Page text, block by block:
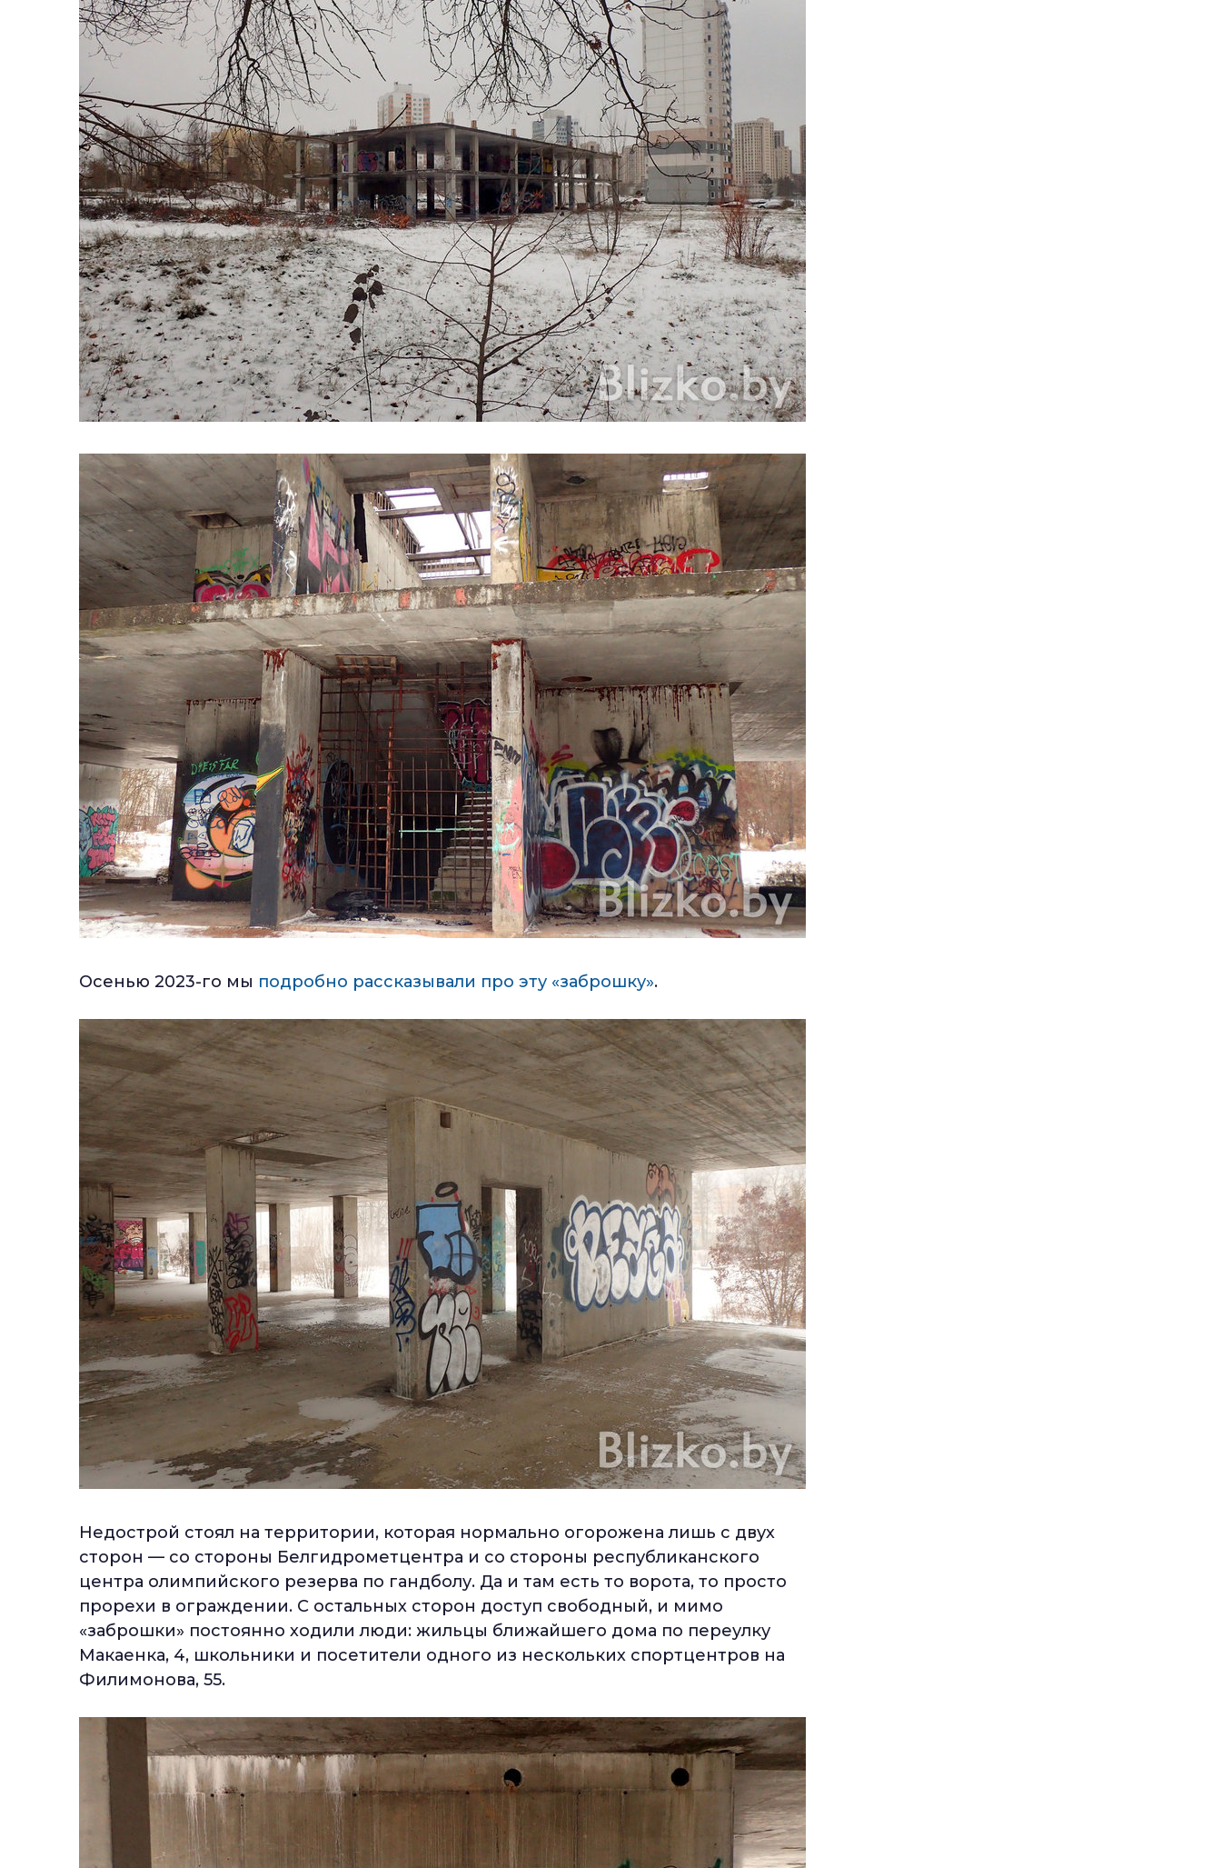
Осенью 2023-го мы подробно рассказывали про эту «заброшку».
Недострой стоял на территории, которая нормально огорожена лишь с двух
сторон — со стороны Белгидрометцентра и со стороны республиканского
центра олимпийского резерва по гандболу. Да и там есть то ворота, то просто
прорехи в ограждении. С остальных сторон доступ свободный, и мимо
«заброшки» постоянно ходили люди: жильцы ближайшего дома по переулку
Макаенка, 4, школьники и посетители одного из нескольких спортцентров на
Филимонова, 55.